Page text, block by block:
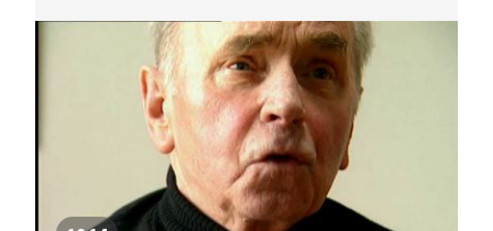
ze života a hlavně ohlas na smrt člověka,
pro něhož byly pravda a láska tou největší
hodnotou, bez ohledu na důsledky.